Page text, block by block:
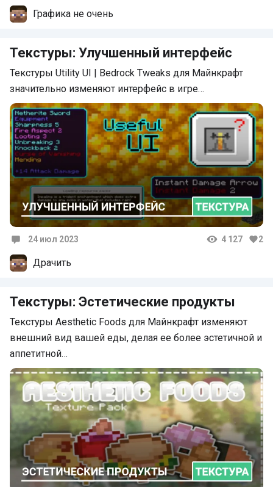
Графика не очень
Текстуры: Улучшенный интерфейс
Текстуры Utility UI | Bedrock Tweaks для Майнкрафт
значительно изменяют интерфейс в игре…
24 июл 2023 4 127 2
Драчить
Текстуры: Эстетические продукты
Текстуры Aesthetic Foods для Майнкрафт изменяют
внешний вид вашей еды, делая ее более эстетичной и
аппетитной…